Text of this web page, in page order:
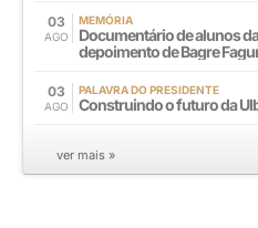
03
AGO
MEMÓRIA
Documentário de alunos
depoimento de Bagre
03
AGO
PALAVRA DO PRESIDENTE
Construindo o futuro da
ver mais »